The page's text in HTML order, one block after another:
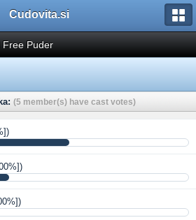
Cudovita.si
Free Puder
(5 member(s) have cast votes)